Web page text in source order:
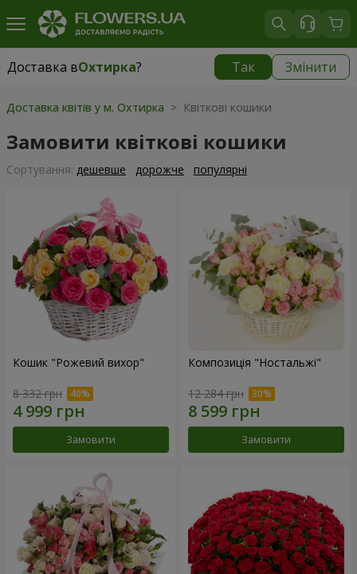
Доставка вОхтирка? Так Змінити
Доставка вОхтирка|
Доставка квітів у м. Охтирка > Квіткові кошики
Замовити квіткові кошики
Сортування: дешевше дорожче популярні
Кошик "Рожевий вихор"
8 332 грн
Замовити
Композиція "Ностальжі"
12 284 грн
Замовити